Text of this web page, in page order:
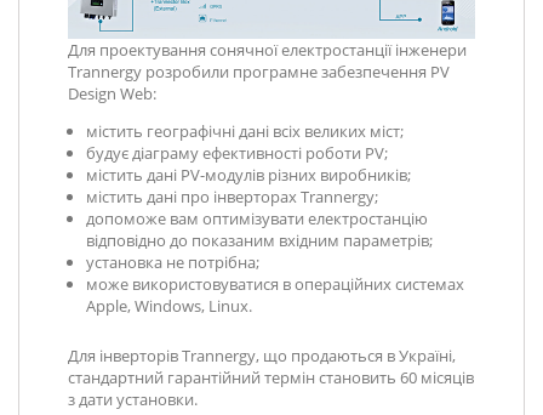
Для проектування сонячної електростанції інженери
Trannergy розробили програмне забезпечення PV
Design Web:
містить географічні дані всіх великих міст;
будує діаграму ефективності роботи PV;
містить дані PV-модулів різних виробників;
містить дані про інверторах Trannergy;
допоможе вам оптимізувати електростанцію
відповідно до показаним вхідним параметрів;
установка не потрібна;
може використовуватися в операційних системах
Apple, Windows, Linux.
Для інверторів Trannergy, що продаються в Україні,
стандартний гарантійний термін становить 60 місяців
з дати установки.